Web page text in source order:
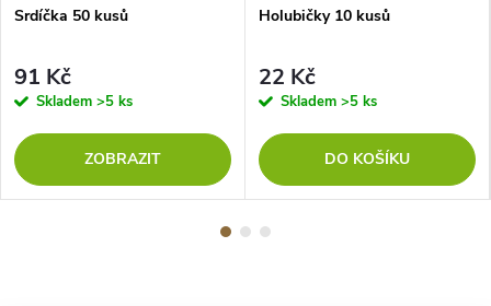
Srdíčka 50 kusů
91 Kč
Skladem >5 ks
ZOBRAZIT
Holubičky 10 kusů
22 Kč
Skladem >5 ks
DO KOŠÍKU